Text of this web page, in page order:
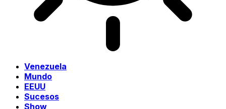
Venezuela
Mundo
EEUU
Sucesos
Show